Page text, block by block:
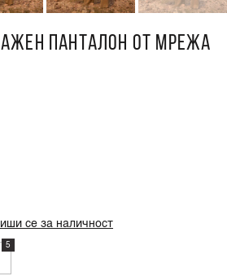
ПАНТАЛОН ОТ МРЕЖА
се за наличност
5